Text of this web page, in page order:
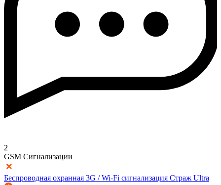
2
GSM Сигнализации
Беспроводная охранная 3G / Wi-Fi сигнализация Страж Ultra